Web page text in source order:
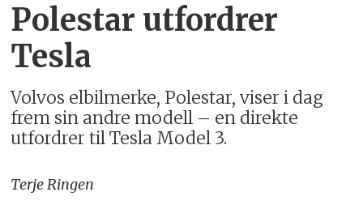
Polestar utfordrer
Tesla
Volvos elbilmerke, Polestar, viser i dag
frem sin andre modell – en direkte
utfordrer til Tesla Model 3.
Terje Ringen